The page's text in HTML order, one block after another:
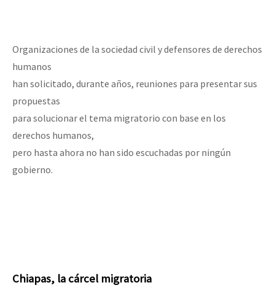
Organizaciones de la sociedad civil y defensores de derechos
humanos
han solicitado, durante años, reuniones para presentar sus
propuestas
para solucionar el tema migratorio con base en los
derechos humanos,
pero hasta ahora no han sido escuchadas por ningún
gobierno.
Chiapas, la cárcel migratoria